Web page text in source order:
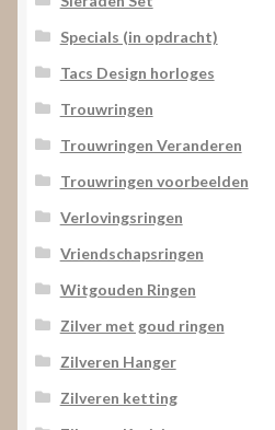
Specials (in opdracht)
Tacs Design horloges
Trouwringen
Trouwringen Veranderen
Trouwringen voorbeelden
Verlovingsringen
Vriendschapsringen
Witgouden Ringen
Zilver met goud ringen
Zilveren Hanger
Zilveren ketting